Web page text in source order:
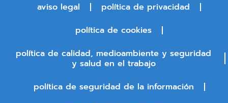
aviso legal
política de privacidad
política de cookies
política de calidad, medioambiente y seguridad
y salud en el trabajo
política de seguridad de la información